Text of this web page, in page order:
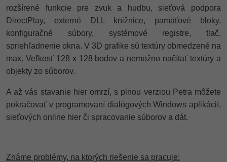
rozšírené funkcie pre zvuk a hudbu, sieťová podpora
DirectPlay, externé DLL knižnice, pamäťové bloky,
konfiguračné súbory, systémové registre, tlač,
spriehľadnenie okna. V 3D grafike sú textúry obmedzené na
max. Veľkosť 128 x 128 bodov a nemožno načítať textúry a
objekty zo súborov.
A až vás stavanie hier omrzí, s plnou verziou Petra môžete
pokračovať v programovaní dialógových Windows aplikácií,
sieťových online hier či spracovanie súborov a dát.
Známe problémy, na ktorých riešenie sa pracuje: